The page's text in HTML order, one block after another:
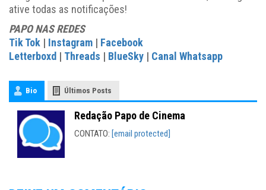
ative todas as notificações!
PAPO NAS REDES
Tik Tok | Instagram | Facebook
Letterboxd | Threads | BlueSky | Canal Whatsapp
Bio Últimos Posts
Redação Papo de Cinema
CONTATO: [email protected]